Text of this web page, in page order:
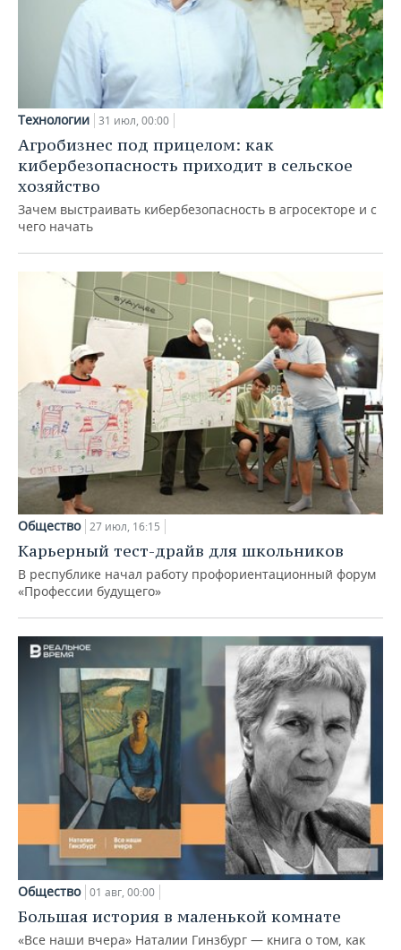
Технологии 31 июл, 00:00
Агробизнес под прицелом: как
кибербезопасность приходит в сельское
хозяйство
Зачем выстраивать кибербезопасность в агросекторе и с
чего начать
Общество 27 июл, 16:15
Карьерный тест-драйв для школьников
В республике начал работу профориентационный форум
«Профессии будущего»
Общество 01 авг, 00:00
Большая история в маленькой комнате
«Все наши вчера» Наталии Гинзбург — книга о том, как